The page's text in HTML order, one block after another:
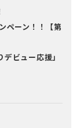
ペーン！！【第
ビュー応援」